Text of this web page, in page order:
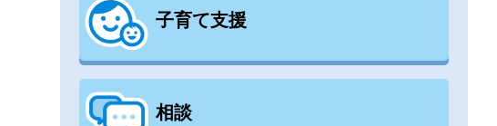
子育て支援
相談